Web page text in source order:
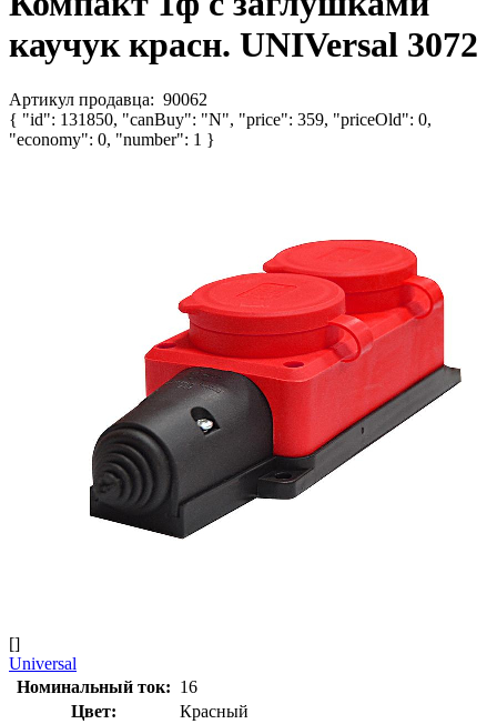
каучук красн. UNIVersal 3072
Артикул продавца: 90062
{ "id": 131850, "canBuy": "N", "price": 359, "priceOld": 0,
"economy": 0, "number": 1 }
[]
Universal
Номинальный ток: 16
Цвет:
Красный